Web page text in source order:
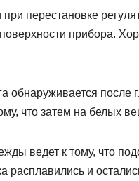
перестановке
прибора.
обнаруживается после
что затем на белых
ведет к тому, что
расплавились и